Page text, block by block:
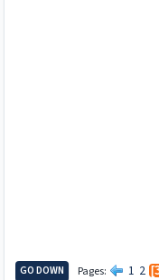
GO DOWN Pages 1 2